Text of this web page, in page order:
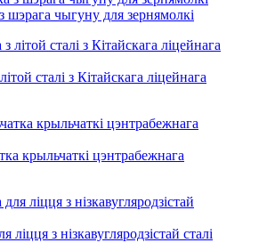
шэрага чыгуну для зернямолкі
сталі з Кітайскага ліцейнага
крыльчаткі цэнтрабежнага
ліцця з нізкавугляродзістай сталі